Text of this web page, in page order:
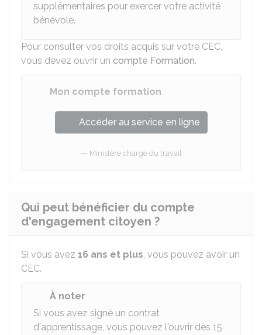
supplémentaires pour exercer votre activité
bénévole.
Pour consulter vos droits acquis sur votre CEC,
vous devez ouvrir un compte Formation.
Mon compte formation
Accéder au service en ligne
Ministère chargé du travail
Qui peut bénéficier du compte
d'engagement citoyen ?
Si vous avez 16 ans et plus, vous pouvez avoir un
CEC.
À noter
Si vous avez signé un contrat
d'apprentissage, vous pouvez l'ouvrir dès 15